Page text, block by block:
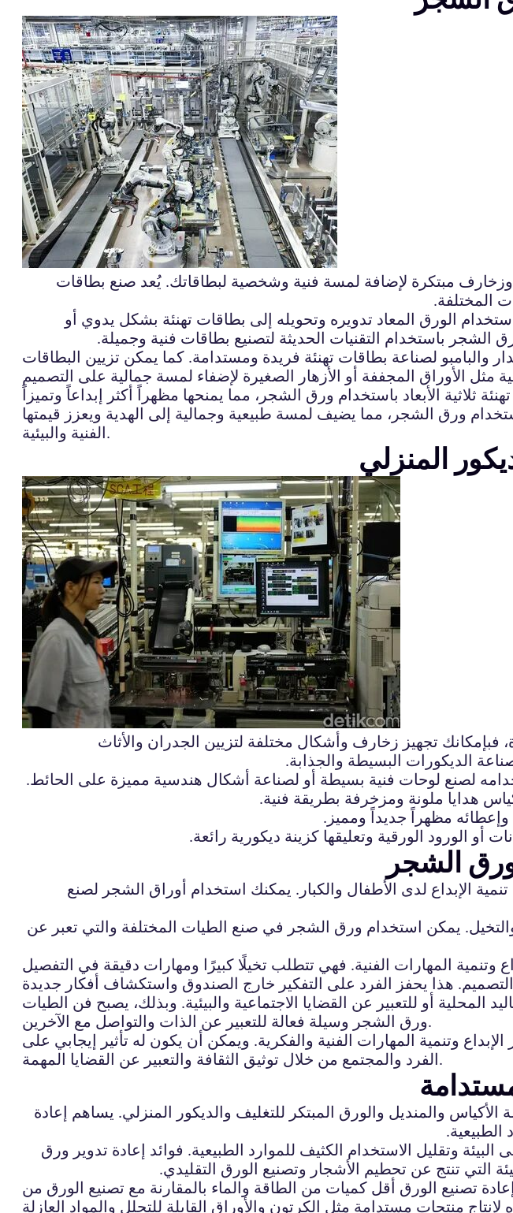
مبتكرة لإضافة لمسة فنية وشخصية لبطاقاتك. يُعد صنع بطاقات
المختلفة.
الورق المعاد تدويره وتحويله إلى بطاقات تهنئة بشكل يدوي أو
باستخدام التقنيات الحديثة لتصنيع بطاقات فنية وجميلة.
والبامبو لصناعة بطاقات تهنئة فريدة ومستدامة. كما يمكن تزيين البطاقات
ورق الشجر، مما يضيف لمسة طبيعية وجمالية إلى الهدية ويعزز قيمتها
الفنية والبيئية.
المنزلي
تجهيز زخارف وأشكال مختلفة لتزيين الجدران والأثاث
الديكورات البسيطة والجذابة.
لصنع لوحات فنية بسيطة أو لصناعة أشكال هندسية مميزة على الحائط.
هدايا ملونة ومزخرفة بطريقة فنية.
مظهراً جديداً ومميز.
الورود الورقية وتعليقها كزينة ديكورية رائعة.
الشجر
الإبداع لدى الأطفال والكبار. يمكنك استخدام أوراق الشجر لصنع
يمكن استخدام ورق الشجر في صنع الطيات المختلفة والتي تعبر عن
المهارات الفنية. فهي تتطلب تخيلًا كبيرًا ومهارات دقيقة في التفصيل
أو للتعبير عن القضايا الاجتماعية والبيئية. وبذلك، يصبح فن الطيات
ورق الشجر وسيلة فعالة للتعبير عن الذات والتواصل مع الآخرين.
وتنمية المهارات الفنية والفكرية. ويمكن أن يكون له تأثير إيجابي على
الفرد والمجتمع من خلال توثيق الثقافة والتعبير عن القضايا المهمة.
والمنديل والورق المبتكر للتغليف والديكور المنزلي. يساهم إعادة
الطبيعية.
وتقليل الاستخدام الكثيف للموارد الطبيعية. فوائد إعادة تدوير ورق
التي تنتج عن تحطيم الأشجار وتصنيع الورق التقليدي.
تصنيع الورق أقل كميات من الطاقة والماء بالمقارنة مع تصنيع الورق من